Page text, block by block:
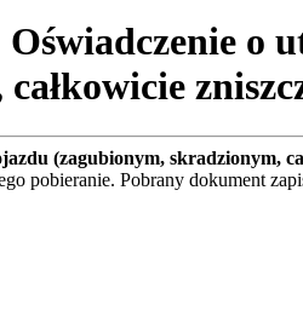
o
(zagubionym, skradzionym,
pobieranie. Pobrany dokument